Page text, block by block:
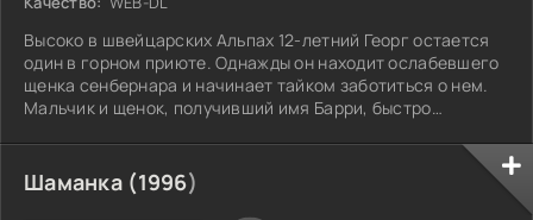
Высоко в швейцарских Альпах 12-летний Георг остается
один в горном приюте. Однажды он находит ослабевшего
щенка сенбернара и начинает тайком заботиться о нем.
Мальчик и щенок, получивший имя Барри, быстро
начинают вмешиваться и пытаются их разлучить, Георгу
предстоит сделать трудный выбор. Готов ли он рискнуть
всем ради спасения своего преданного друга?
Шаманка (1996)